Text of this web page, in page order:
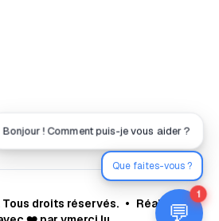
Tous droits réservés. • Réalisé au
💬
1
Bonjour ! Comment puis-je vous aider ?
Que faites-vous ?